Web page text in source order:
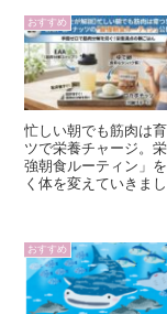
おすすめ
忙しい朝でも筋肉は
ツで栄養チャージ。
強朝食ルーティン」
く体を変えていきまし
おすすめ